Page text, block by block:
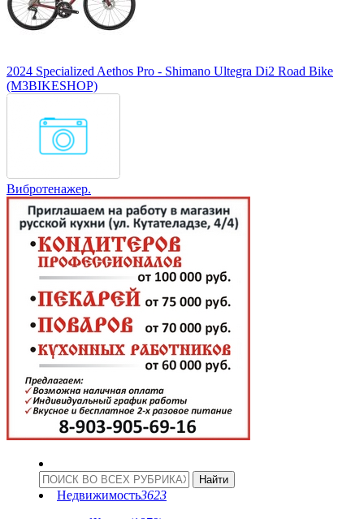
2024 Specialized Aethos Pro - Shimano Ultegra Di2 Road Bike
(M3BIKESHOP)
Вибротенажер.
Недвижимость3623